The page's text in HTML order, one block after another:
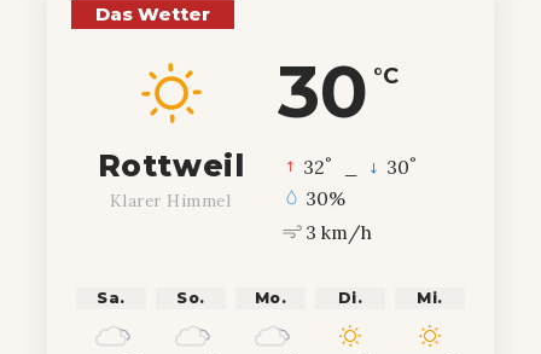
Das Wetter
30 °C
Rottweil
Klarer Himmel
32° 30°
30%
3 km/h
Sa. So. Mo. Di. Mi.